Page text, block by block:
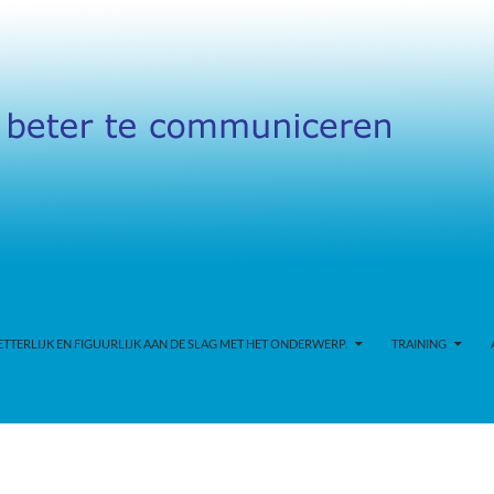
EN FIGUURLIJK AAN DE SLAG MET HET ONDERWERP. TRAINING